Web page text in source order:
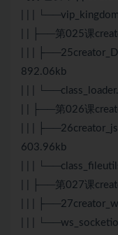
| | |
| | ├──第025课
| | |
892.06kb
| | |
| | ├──第026课
| | |
603.96kb
| | |
| | ├──第027课
| | |
| | |